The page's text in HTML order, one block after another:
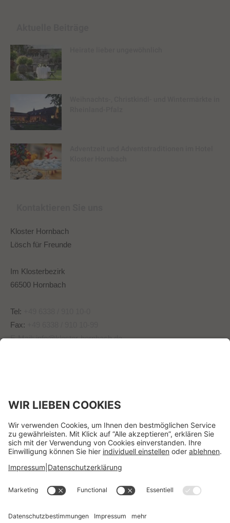
Kloster Hornbach
Lösch für Freunde
Im Klosterbezirk
66500 Hornbach
Tel:
Fax:
E-Mail:info@kloster-hornbach.de
Zustimmung, um den -
Dieser Inhalt darf aufgrund
von Trackern, die Besuchern
nicht offengelegt werden,
nicht geladen werden. Der
diese mit seinem CMP
einrichten, um diesen Inhalt
Technologien hinzuzufügen.